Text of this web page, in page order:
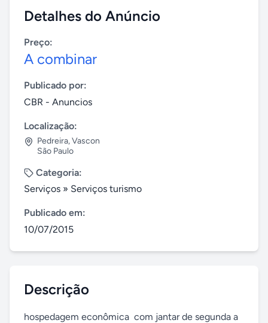
Detalhes do Anúncio
Preço:
A combinar
Publicado por:
CBR - Anuncios
Localização:
Pedreira,Vascon
São Paulo
Categoria:
Serviços » Serviços turismo
Publicado em:
10/07/2015
Descrição
hospedagem econômica  com jantar de segunda a